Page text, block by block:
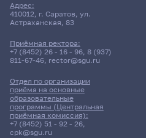
Адрес:
410012, г. Саратов, ул.
Астраханская, 83
Приёмная ректора:
+7 (8452) 26 - 16 - 96, 8 (937)
811-67-46, rector@sgu.ru
Отдел по организации
приёма на основные
образовательные
программы (Центральная
приёмная комиссия):
+7 (8452) 51 - 92 - 26,
cpk@sgu.ru